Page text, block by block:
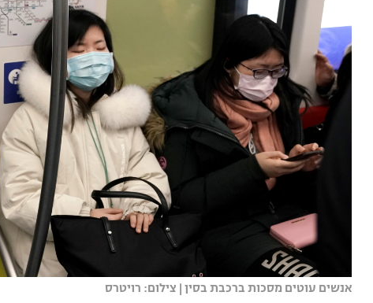
אנשים עוטים מסכות ברכבת בסין | צילום: רויטרס